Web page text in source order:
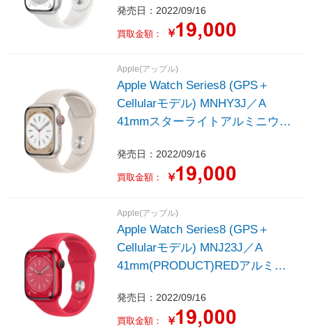
ギュラー
発売日：2022/09/16
買取金額： ￥
Apple(アップル)
Apple Watch Series8 (GPS＋
Cellularモデル) MNHY3J／A
41mmスターライトアルミニウム
ンド - レギュラー
発売日：2022/09/16
買取金額： ￥
Apple(アップル)
Apple Watch Series8 (GPS＋
Cellularモデル) MNJ23J／A
41mm(PRODUCT)REDアルミニ
ポーツバンド - レギュラー
発売日：2022/09/16
買取金額： ￥